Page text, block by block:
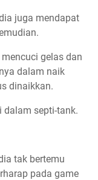
juga mendapat
gelas dan
dalam naik
dinaikkan.
dalam septi-tank.
tak bertemu
pada game